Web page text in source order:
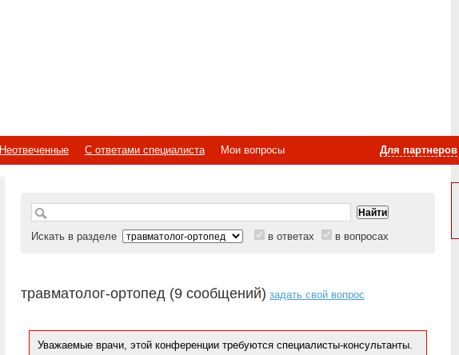
Для партнеров
Неотвеченные С ответами специалиста
Мои вопросы
Искать в разделе в ответах в вопросах
травматолог-ортопед (9 сообщений) задать свой вопрос
Уважаемые врачи, этой конференции требуются специалисты-консультанты.